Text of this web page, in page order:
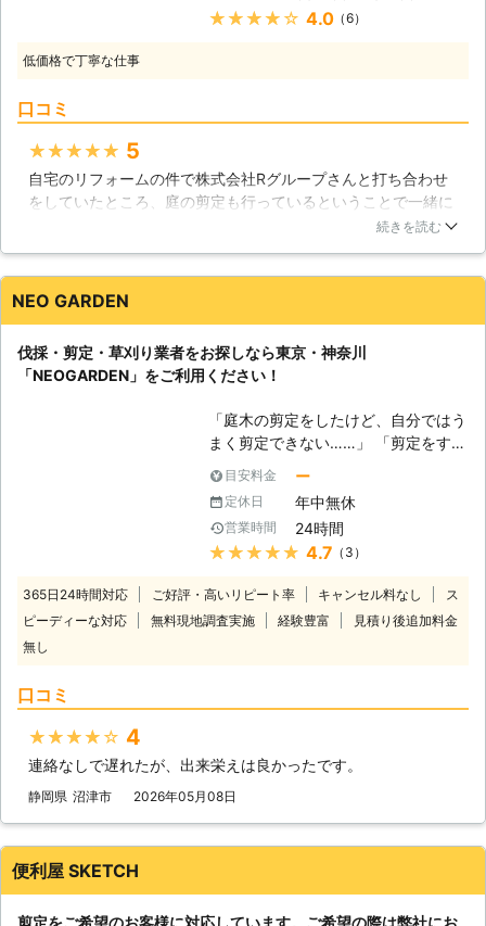
木の枝と葉っぱが大量にあってもに人
している方が良い印象を与えますよ
な効果もあるのです。
たしましょう。毎日を過ごしていれば
ります。色々なことができますので、
何か困ったことがあればひとまずご相
談下さい。皆さまの力になれればと思
い営業をしております。 【簡単な剪
定ならおまかせ！】 庭木を整える剪
っかり確認して作業をいたしますの
で、まずはお問い合わせ下さい。
【その他作業もおまかせ！】 庭以外
でも困りごとがありましたら、Rグル
ープにお問い合わせ下さい。リフォー
ムなどの工事も取り扱っており、また
害虫害獣駆除も可能です。家のトラブ
ルであれば多くをおまかせいただけま
すので安心してご依頼下さい。そのト
ラブル、私たちが解決してみせましょ
★★★★★ 4.0（6）
低価格で丁寧な仕事
口コミ
★★★★★ 5
自宅のリフォームの件で株式会社Rグループさんと打ち合わせ
をしていたところ、庭の剪定も行っているということで一緒に
お願いしました。剪定が専門という事ではありませんでした
が面倒で、あまり自分ではやらないので助かりました。
埼玉県 蕨市 2016年11月30日
続きを読む
NEO GARDEN
伐採・剪定・草刈り業者をお探しなら東京・神奈川
「NEOGARDEN」をご利用ください！
「庭木の剪定をしたけど、自分ではう
まく剪定できない……」 「剪定をする
時間がないので、代わりにしてくれる
業者を探している」 「こちらの希望
通りに作業をおこなってくれる業者に
お願いしたい」 このようなことでお
困り・お悩みの際は、私たち
「NEOGARDEN」は、お客様のご要
望に合わせて作業をさせて頂きます。
です。 知識もなく剪定をおこなって
あるでしょう。 また、剪定に不向き
響を及ぼしてしまい木を枯らしてしま
うことも……。 「剪定で枝をしっかり
切り落としたいけど失敗したくな
東京・神奈川の「NEOGARDEN」ま
でご相談ください。 お客様のお困
目安料金 ー
定休日 年中無休
営業時間 24時間
★★★★★ 4.7 （3）
365日24時間対応 ご好評・高いリピート率 キャンセル料なし
ス
ピーディーな対応
無料現地調査実施 経験豊富
見積り後追加料金
無し
口コミ
★★★★★ 4
連絡なしで遅れたが、出来栄えは良かったです。
静岡県 沼津市 2026年05月08日
便利屋 SKETCH
剪定をご希望のお客様に対応しています。ご希望の際は弊社にお